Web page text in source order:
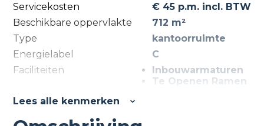
Servicekosten
€ 45 p.m. incl. BTW
Beschikbare oppervlakte
712 m²
Type
kantoorruimte
Energielabel
C
Faciliteiten
Inbouwarmaturen
Te Openen Ramen
Lees alle kenmerken